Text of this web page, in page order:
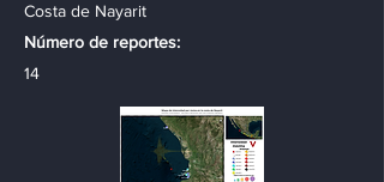
Costa de Nayarit
Número de reportes:
14